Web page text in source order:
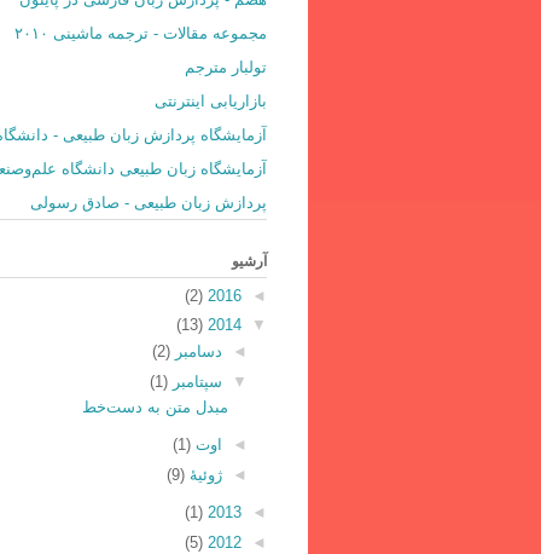
مجموعه مقالات - ترجمه ماشینی ۲۰۱۰
تولبار مترجم
بازاریابی اینترنتی
آزمایشگاه پردازش زبان طبیعی -
آزمایشگاه زبان طبیعی دانشگاه
پردازش زبان طبیعی - صادق رسولی
آرشیو
◄
2016
(2)
▼
2014
(13)
◄ دسامبر (2)
▼ سپتامبر (1)
مبدل متن به دست‌خط
◄ اوت (1)
◄ ژوئیهٔ (9)
◄
2013
(1)
◄
2012
(5)